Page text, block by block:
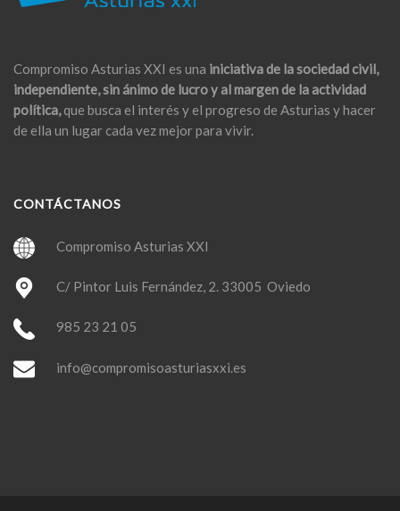
Compromiso Asturias XXI es una iniciativa de la sociedad civil,
independiente, sin ánimo de lucro y al margen de la actividad
política,que busca el interés y el progreso de Asturias y hacer
de ella un lugar cada vez mejor para vivir.
CONTÁCTANOS
Compromiso Asturias XXI
C/ Pintor Luis Fernández, 2. 33005 Oviedo
985 23 21 05
info@compromisoasturiasxxi.es